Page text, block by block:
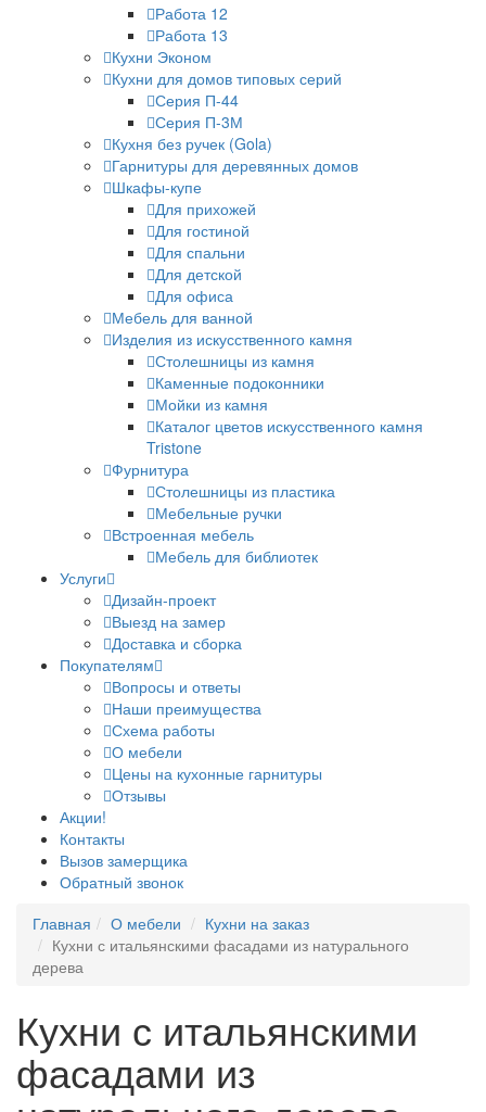
Работа 12
Работа 13
Кухни Эконом
Кухни для домов типовых серий
Серия П-44
Серия П-3М
Кухня без ручек (Gola)
Гарнитуры для деревянных домов
Шкафы-купе
Для прихожей
Для гостиной
Для спальни
Для детской
Для офиса
Мебель для ванной
Изделия из искусственного камня
Столешницы из камня
Каменные подоконники
Мойки из камня
Каталог цветов искусственного камня
Tristone
Фурнитура
Столешницы из пластика
Мебельные ручки
Встроенная мебель
Мебель для библиотек
Услуги
Дизайн-проект
Выезд на замер
Доставка и сборка
Покупателям
Вопросы и ответы
Наши преимущества
Схема работы
О мебели
Цены на кухонные гарнитуры
Отзывы
Акции!
Контакты
Вызов замерщика
Обратный звонок
Главная
О мебели
Кухни на заказ
Кухни с итальянскими фасадами из натурального
дерева
Кухни с итальянскими
фасадами из